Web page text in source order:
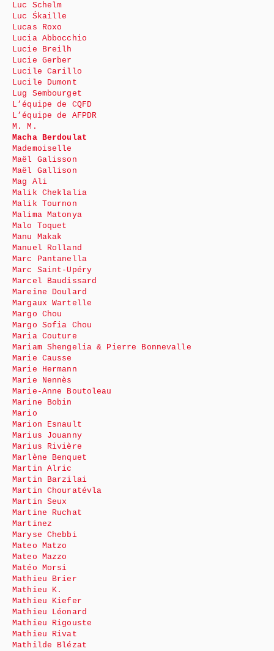
Luc Schelm
Luc Śkaille
Lucas Roxo
Lucia Abbocchio
Lucie Breilh
Lucie Gerber
Lucile Carillo
Lucile Dumont
Lug Sembourget
L’équipe de CQFD
L’équipe de AFPDR
M. M.
Macha Berdoulat
Mademoiselle
Maël Galisson
Maël Gallison
Mag Ali
Malik Cheklalia
Malik Tournon
Malima Matonya
Malo Toquet
Manu Makak
Manuel Rolland
Marc Pantanella
Marc Saint-Upéry
Marcel Baudissard
Mareine Doulard
Margaux Wartelle
Margo Chou
Margo Sofia Chou
Maria Couture
Mariam Shengelia & Pierre Bonnevalle
Marie Causse
Marie Hermann
Marie Nennès
Marie-Anne Boutoleau
Marine Bobin
Mario
Marion Esnault
Marius Jouanny
Marius Rivière
Marlène Benquet
Martin Alric
Martin Barzilai
Martin Chouratévla
Martin Seux
Martine Ruchat
Martinez
Maryse Chebbi
Mateo Matzo
Mateo Mazzo
Matéo Morsi
Mathieu Brier
Mathieu K.
Mathieu Kiefer
Mathieu Léonard
Mathieu Rigouste
Mathieu Rivat
Mathilde Blézat